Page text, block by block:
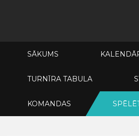
SĀKUMS
TURNĪRA TABULA
KOMANDAS